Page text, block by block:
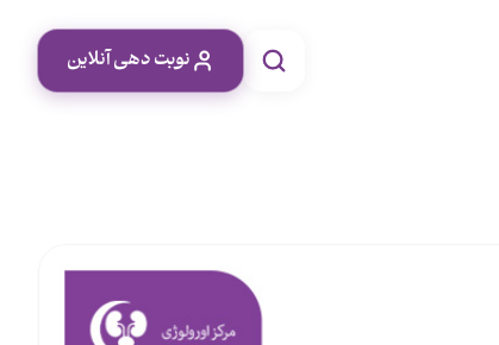
نوبت دهی آنلاین